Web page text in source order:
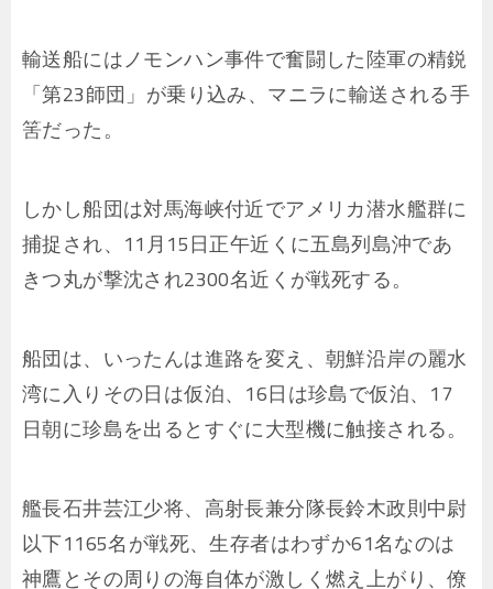
輸送船にはノモンハン事件で奮闘した陸軍の精鋭
「第23師団」が乗り込み、マニラに輸送される手
筈だった。
しかし船団は対馬海峡付近でアメリカ潜水艦群に
捕捉され、11月15日正午近くに五島列島沖であ
きつ丸が撃沈され2300名近くが戦死する。
船団は、いったんは進路を変え、朝鮮沿岸の麗水
湾に入りその日は仮泊、16日は珍島で仮泊、17
日朝に珍島を出るとすぐに大型機に触接される。
艦長石井芸江少将、高射長兼分隊長鈴木政則中尉
以下1165名が戦死、生存者はわずか61名なのは
神鷹とその周りの海自体が激しく燃え上がり、僚